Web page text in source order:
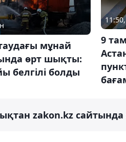
мұнай
өрт шықты:
белгілі болды
9
zakon.kz